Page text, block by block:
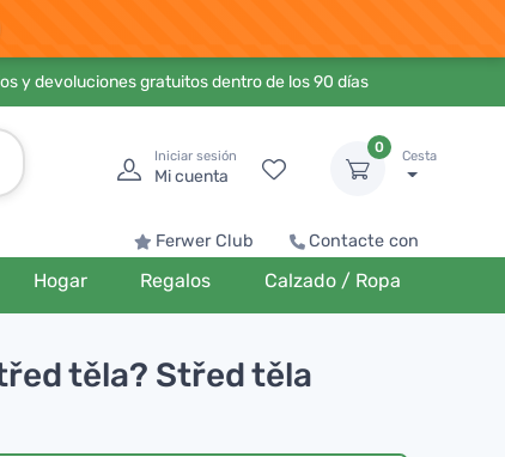
y devoluciones gratuitos dentro de los 90 días
Iniciar sesión
Mi cuenta
0
Cesta
Ferwer Club Contacte con
Hogar Regalos Calzado / Ropa
těla? Střed těla